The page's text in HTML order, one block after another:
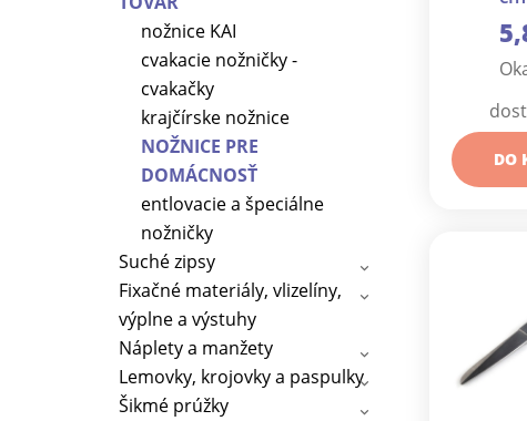
nožnice KAI
cvakacie nožničky -
cvakačky
krajčírske nožnice
NOŽNICE PRE
DOMÁCNOSŤ
entlovacie a špeciálne
nožničky
Suché zipsy
Fixačné materiály, vlizelíny,
výplne a výstuhy
Náplety a manžety
Lemovky, krojovky a paspulky
Šikmé prúžky
DO